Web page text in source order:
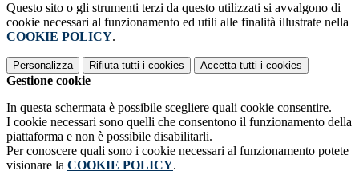
Questo sito o gli strumenti terzi da questo utilizzati si avvalgono di
cookie necessari al funzionamento ed utili alle finalità illustrate nella
COOKIE POLICY.
Personalizza Rifiuta tutti i cookies Accetta tutti i cookies
Gestione cookie
In questa schermata è possibile scegliere quali cookie consentire.
I cookie necessari sono quelli che consentono il funzionamento della
piattaforma e non è possibile disabilitarli.
Per conoscere quali sono i cookie necessari al funzionamento potete
visionare la COOKIE POLICY.